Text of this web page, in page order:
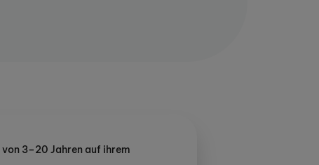
3–20 Jahren auf ihrem